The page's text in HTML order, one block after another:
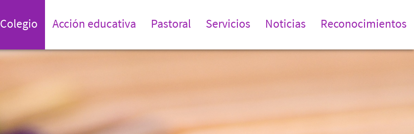
Colegio Acción educativa Pastoral Servicios Noticias Reconocimientos